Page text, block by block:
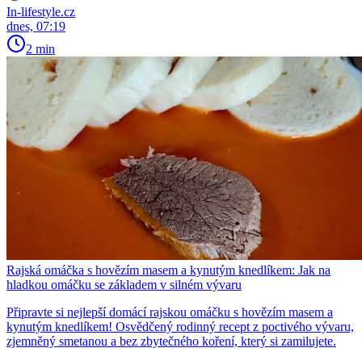
In-lifestyle.cz
dnes, 07:19
2 min
Rajská omáčka s hovězím masem a kynutým knedlíkem: Jak na
hladkou omáčku se základem v silném vývaru
Připravte si nejlepší domácí rajskou omáčku s hovězím masem a
kynutým knedlíkem! Osvědčený rodinný recept z poctivého vývaru,
zjemněný smetanou a bez zbytečného koření, který si zamilujete.